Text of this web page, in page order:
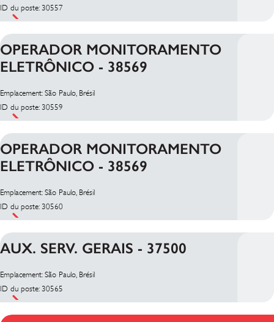
ID du poste: 30557
OPERADOR MONITORAMENTO
ELETRÔNICO - 38569
Emplacement: São Paulo, Brésil
ID du poste: 30559
OPERADOR MONITORAMENTO
ELETRÔNICO - 38569
Emplacement: São Paulo, Brésil
ID du poste: 30560
AUX. SERV. GERAIS - 37500
Emplacement: São Paulo, Brésil
ID du poste: 30565